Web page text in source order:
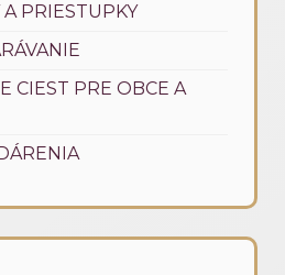
A PRIESTUPKY
CIEST PRE OBCE A